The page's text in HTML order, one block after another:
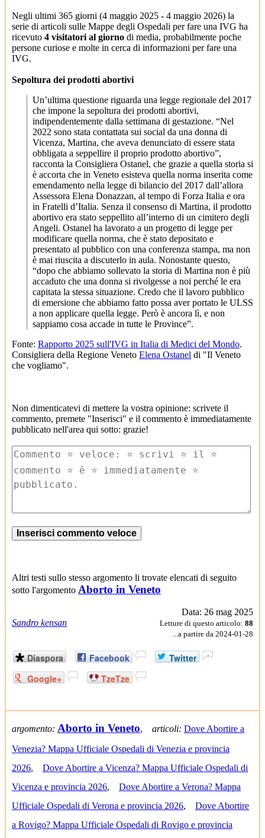
Negli ultimi 365 giorni (4 maggio 2025 - 4 maggio 2026) la
serie di articoli sulle Mappe degli Ospedali per fare una IVG ha
ricevuto 4 visitatori al giorno di media, probabilmente poche
persone curiose e molte in cerca di informazioni per fare una
IVG.
Sepoltura dei prodotti abortivi
Un’ultima questione riguarda una legge regionale del 2017
che impone la sepoltura dei prodotti abortivi,
indipendentemente dalla settimana di gestazione. “Nel
2022 sono stata contattata sui social da una donna di
Vicenza, Martina, che aveva denunciato di essere stata
obbligata a seppellire il proprio prodotto abortivo”,
racconta la Consigliera Ostanel, che grazie a quella storia si
è accorta che in Veneto esisteva quella norma inserita come
emendamento nella legge di bilancio del 2017 dall’allora
Assessora Elena Donazzan, al tempo di Forza Italia e ora
in Fratelli d’Italia. Senza il consenso di Martina, il prodotto
abortivo era stato seppellito all’interno di un cimitero degli
Angeli. Ostanel ha lavorato a un progetto di legge per
modificare quella norma, che è stato depositato e
presentato al pubblico con una conferenza stampa, ma non
è mai riuscita a discuterlo in aula. Nonostante questo,
“dopo che abbiamo sollevato la storia di Martina non è più
accaduto che una donna si rivolgesse a noi perché le era
capitata la stessa situazione. Credo che il lavoro pubblico
di emersione che abbiamo fatto possa aver portato le ULSS
a non applicare quella legge. Però è ancora lì, e non
sappiamo cosa accade in tutte le Province”.
Fonte: Rapporto 2025 sull'IVG in Italia di Medici del Mondo.
Consigliera della Regione Veneto Elena Ostanel di "Il Veneto
che vogliamo".
Non dimenticatevi di mettere la vostra opinione: scrivete il
commento, premete "Inserisci" e il commento è immediatamente
pubblicato nell'area qui sotto: grazie!
Altri testi sullo stesso argomento li trovate elencati di seguito
sotto l'argomento Aborto in Veneto
Sandro kensan
Data: 26 mag 2025
Letture di questo articolo: 88
...a partire da 2024-01-28
Diaspora Facebook Twitter -
Google+ TzeTze
argomento: Aborto in Veneto, articoli: Dove Abortire a
Venezia? Mappa Ufficiale Ospedali di Venezia e provincia
2026, Dove Abortire a Vicenza? Mappa Ufficiale Ospedali di
Vicenza e provincia 2026, Dove Abortire a Verona? Mappa
Ufficiale Ospedali di Verona e provincia 2026, Dove Abortire
a Rovigo? Mappa Ufficiale Ospedali di Rovigo e provincia